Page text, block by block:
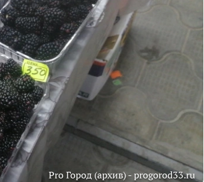
Pro Город (архив) - progorod33.ru